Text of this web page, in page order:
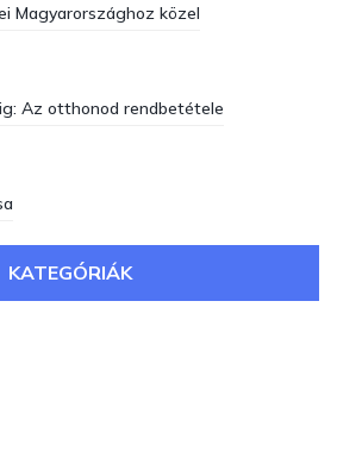
Magyarországhoz közel
Az otthonod rendbetétele
KATEGÓRIÁK